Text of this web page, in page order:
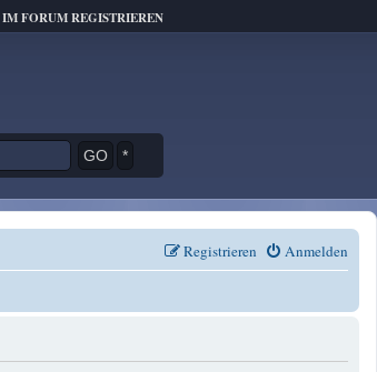
IM FORUM REGISTRIEREN
*
Anmelden
Registrieren